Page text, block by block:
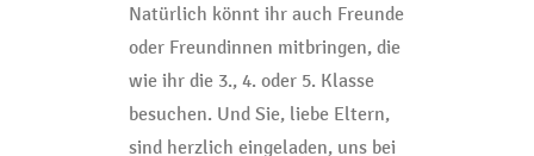
Natürlich könnt ihr auch Freunde
oder Freundinnen mitbringen, die
wie ihr die 3., 4. oder 5. Klasse
besuchen. Und Sie, liebe Eltern,
sind herzlich eingeladen, uns bei